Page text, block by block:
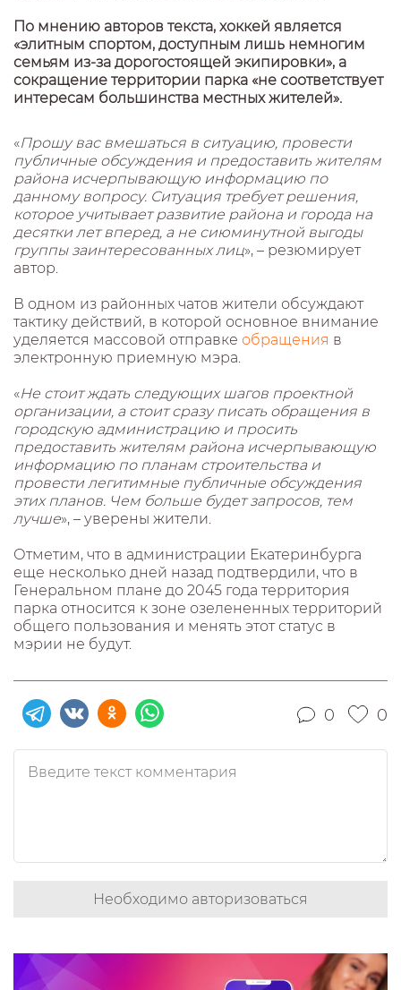
По мнению авторов текста, хоккей является
«элитным спортом, доступным лишь немногим
семьям из-за дорогостоящей экипировки», а
сокращение территории парка «не соответствует
интересам большинства местных жителей».
«Прошу вас вмешаться в ситуацию, провести
публичные обсуждения и предоставить жителям
района исчерпывающую информацию по
данному вопросу. Ситуация требует решения,
которое учитывает развитие района и города на
десятки лет вперед, а не сиюминутной выгоды
группы заинтересованных лиц», – резюмирует
автор.
В одном из районных чатов жители обсуждают
тактику действий, в которой основное внимание
уделяется массовой отправке обращения в
электронную приемную мэра.
«Не стоит ждать следующих шагов проектной
организации, а стоит сразу писать обращения в
городскую администрацию и просить
предоставить жителям района исчерпывающую
информацию по планам строительства и
провести легитимные публичные обсуждения
этих планов. Чем больше будет запросов, тем
лучше», – уверены жители.
Отметим, что в администрации Екатеринбурга
еще несколько дней назад подтвердили, что в
Генеральном плане до 2045 года территория
парка относится к зоне озелененных территорий
общего пользования и менять этот статус в
мэрии не будут.
0 0
Необходимо авторизоваться